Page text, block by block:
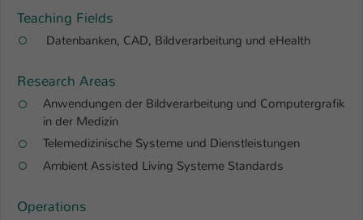
Teaching Fields
Datenbanken, CAD, Bildverarbeitung und eHealth
Research Areas
Anwendungen der Bildverarbeitung und Computergrafik
in der Medizin
Telemedizinische Systeme und Dienstleistungen
Ambient Assisted Living Systeme Standards
Operations